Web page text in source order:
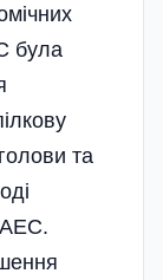
була
та